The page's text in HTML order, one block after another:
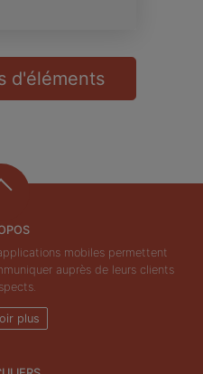
d'éléments
mobiles permettent
auprès de leurs clients
plus